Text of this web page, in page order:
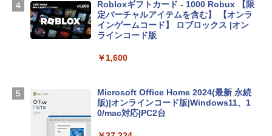
D - ミッドナイト
￥314,800
￥129,800
Robloxギフトカード - 1000 Robux 【限
定バーチャルアイテムを含む】 【オンラ
インゲームコード】 ロブロックス |オン
ラインコード版
￥1,600
Microsoft Office Home 2024(最新 永続
版)|オンラインコード版|Windows11、1
0/mac対応|PC2台